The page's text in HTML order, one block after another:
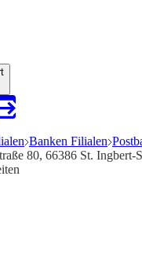
Banken Filialen
80, 66386 St. Ingbert-